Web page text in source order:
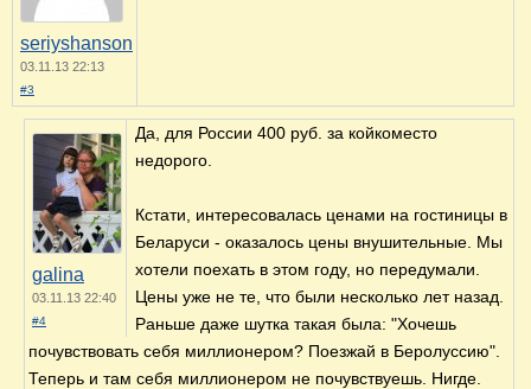
seriyshanson
03.11.13 22:13
#3
galina
03.11.13 22:40
#4
Да, для России 400 руб. за койкоместо
недорого.
Кстати, интересовалась ценами на гостиницы в
Беларуси - оказалось цены внушительные. Мы
хотели поехать в этом году, но передумали.
Цены уже не те, что были несколько лет назад.
Раньше даже шутка такая была: "Хочешь
почувствовать себя миллионером? Поезжай в Беролуссию".
Теперь и там себя миллионером не почувствуешь. Нигде.